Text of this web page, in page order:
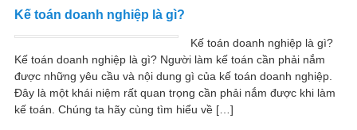
Kế toán doanh nghiệp là gì?
Kế toán doanh nghiệp là gì?
Kế toán doanh nghiệp là gì? Người làm kế toán cần phải nắm
được những yêu cầu và nội dung gì của kế toán doanh nghiệp.
Đây là một khái niệm rất quan trọng cần phải nắm được khi làm
kế toán. Chúng ta hãy cùng tìm hiểu về […]